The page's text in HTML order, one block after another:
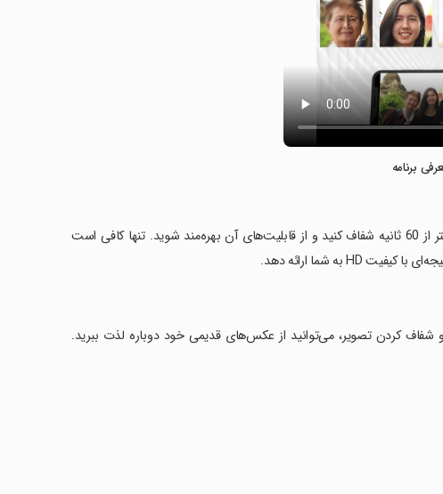
برنامه
‏با شنیدن هوش مصنوعی برتر این اپ، می‌توانید عکس‌های خود را در کمتر از 60 ثانیه شفاف کنید و از قابلیت‌های آن بهره‌مند شوید. تنها کافی است
کردن تصویر، می‌توانید از عکس‌های قدیمی خود دوباره لذت ببرید.